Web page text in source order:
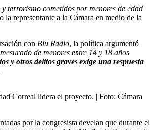
terrorismo cometidos por menores de edad
la representante a la Cámara en medio de la
con Blu Radio, la política argumentó
de menores entre 14 y 18 años
y otros delitos graves exige una respuesta
Correal lidera el proyecto. | Foto: Cámara
por la congresista develan que durante el